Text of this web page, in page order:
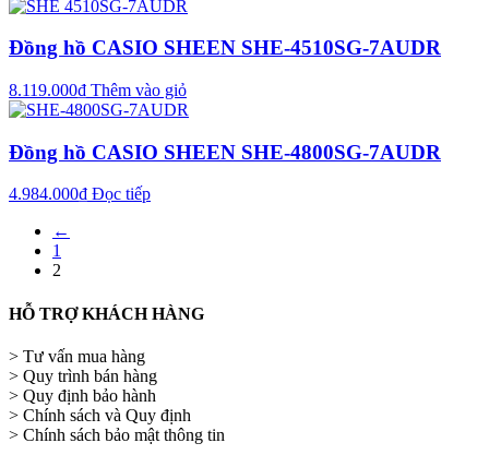
Đồng hồ CASIO SHEEN SHE-4510SG-7AUDR
8.119.000₫ Thêm vào giỏ
Đồng hồ CASIO SHEEN SHE-4800SG-7AUDR
4.984.000₫ Đọc tiếp
←
1
2
HỖ TRỢ KHÁCH HÀNG
> Tư vấn mua hàng
> Quy trình bán hàng
> Quy định bảo hành
> Chính sách và Quy định
> Chính sách bảo mật thông tin